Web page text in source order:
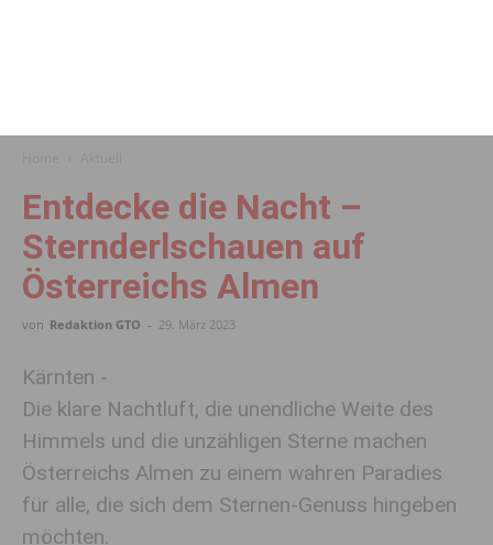
Entdecke die Nacht –
Sternderlschauen auf
Österreichs Almen
von Redaktion GTO - 29. März 2023
Kärnten -
Die klare Nachtluft, die unendliche Weite des
Himmels und die unzähligen Sterne machen
Österreichs Almen zu einem wahren Paradies
für alle, die sich dem Sternen-Genuss hingeben
möchten.